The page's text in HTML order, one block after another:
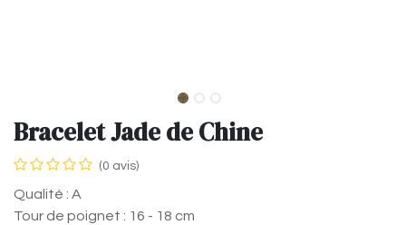
Bracelet Jade de Chine
(0 avis)
Qualité : A
Tour de poignet : 16 - 18 cm